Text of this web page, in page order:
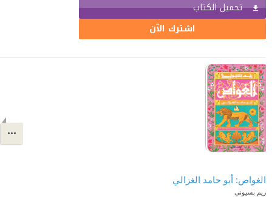
تحميل الكتاب
اشترك الآن
الغواص: أبو حامد الغزالي
ريم بسيوني